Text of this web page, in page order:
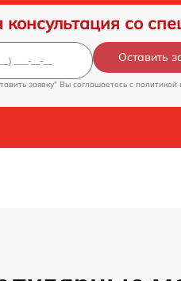
консультация со
Оставить
заявку" Вы соглашаетесь c политикой